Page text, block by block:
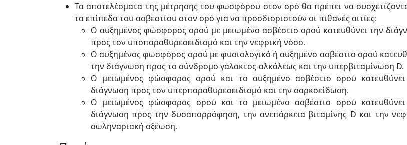
Τα αποτελέσματα της μέτρησης του φωσφόρου στον ορό θα πρέπει να
τα επίπεδα του ασβεστίου στον ορό για να προσδιοριστούν οι πιθανές αιτίες:
Ο αυξημένος φώσφορος ορού με μειωμένο ασβέστιο ορού κατευθύνει την
προς τον υποπαραθυρεοειδισμό και την νεφρική νόσο.
Ο αυξημένος φωσφόρος ορού με φυσιολογικό ή αυξημένο ασβέστιο ορού
την διάγνωση προς το σύνδρομο γάλακτος-αλκάλεως και την υπερβιταμίνωση D.
Ο μειωμένος φώσφορος ορού και το αυξημένο ασβέστιο ορού
διάγνωση προς τον υπερπαραθυρεοειδισμό και την σαρκοείδωση.
Ο μειωμένος φώσφορος ορού και το μειωμένο ασβέστιο ορού
διάγνωση προς την δυσαπορρόφηση, την ανεπάρκεια βιταμίνης D και την
σωληναριακή οξέωση.